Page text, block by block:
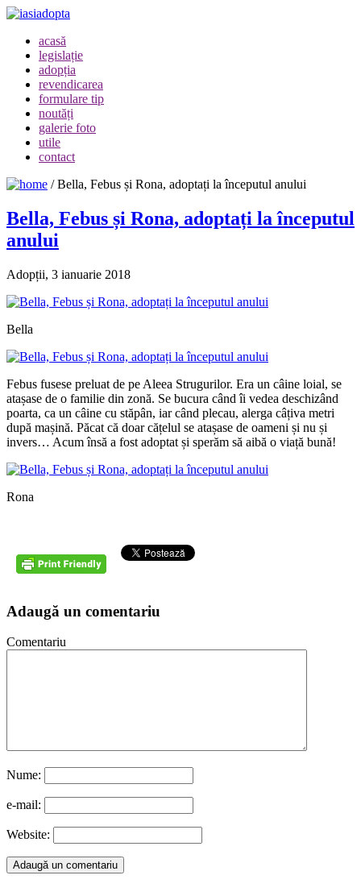
acasă
legislație
adopția
revendicarea
formulare tip
noutăți
galerie foto
utile
contact
/Bella, Febus și Rona, adoptați la începutul anului
Bella, Febus și Rona, adoptați la începutul
anului
Adopții, 3 ianuarie 2018
Bella
Febus fusese preluat de pe Aleea Strugurilor. Era un câine loial, se
atașase de o familie din zonă. Se bucura când îi vedea deschizând
poarta, ca un câine cu stăpân, iar când plecau, alerga câțiva metri
după mașină. Păcat că doar cățelul se atașase de oameni și nu și
invers… Acum însă a fost adoptat și sperăm să aibă o viață bună!
Rona
Adaugă un comentariu
Comentariu
Nume:
e-mail:
Website: